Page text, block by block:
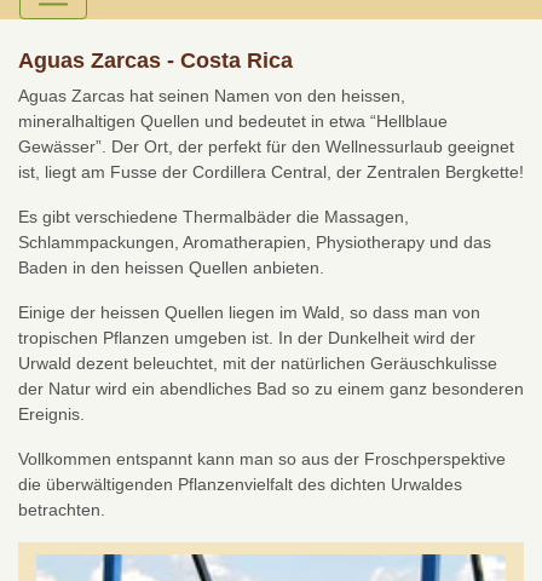
Aguas Zarcas - Costa Rica
Aguas Zarcas hat seinen Namen von den heissen,
mineralhaltigen Quellen und bedeutet in etwa “Hellblaue
Gewässer”. Der Ort, der perfekt für den Wellnessurlaub geeignet
ist, liegt am Fusse der Cordillera Central, der Zentralen Bergkette!
Es gibt verschiedene Thermalbäder die Massagen,
Schlammpackungen, Aromatherapien, Physiotherapy und das
Baden in den heissen Quellen anbieten.
Einige der heissen Quellen liegen im Wald, so dass man von
tropischen Pflanzen umgeben ist. In der Dunkelheit wird der
Urwald dezent beleuchtet, mit der natürlichen Geräuschkulisse
der Natur wird ein abendliches Bad so zu einem ganz besonderen
Ereignis.
Vollkommen entspannt kann man so aus der Froschperspektive
die überwältigenden Pflanzenvielfalt des dichten Urwaldes
betrachten.